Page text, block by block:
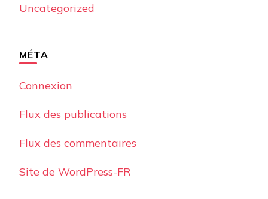
Uncategorized
MÉTA
Connexion
Flux des publications
Flux des commentaires
Site de WordPress-FR